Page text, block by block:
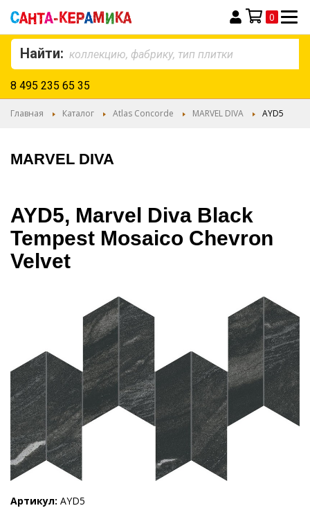
Моя корзина
0
Найти:
8 495 235 65 35
Главная Каталог Atlas Concorde MARVEL DIVA AYD5
MARVEL DIVA
AYD5, Marvel Diva Black
Tempest Mosaico Chevron
Velvet
Артикул AYD5